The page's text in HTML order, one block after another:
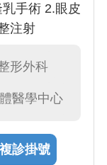
手術 2.眼皮
注射
形外科
醫學中心
複診掛號